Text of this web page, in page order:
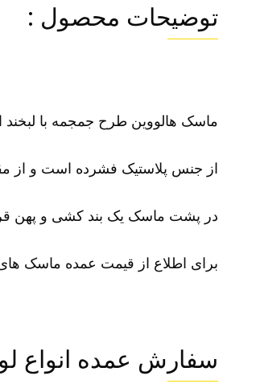
توضیحات محصول :
ماسک هالووین طرح جمجمه با
از جنس پلاستیک فشرده است و از
در پشت ماسک یک بند کشی و پهن
برای اطلاع از قیمت عمده ماسک های
سفارش عمده انواع